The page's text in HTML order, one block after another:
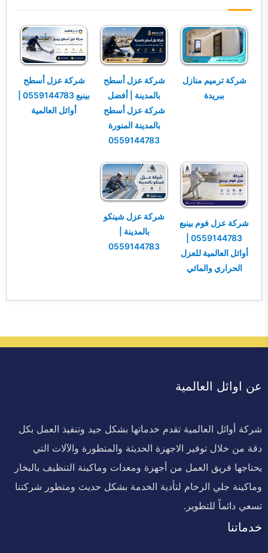
شركة ترميم منازل
ببريدة
شركة عزل أسطح
بالمدينة | أفضل
شركة عزل أسطح
بالمدينة المنورة
0559144783
شركة عزل أسطح
بينبع 0559144783 |
أوائل العالمية
شركة عزل فوم بينبع
0559144783 |
أوائل العالمية للعزل
الحراري والمائي
شركة عزل شينكو
بالمدينة |
0559144783
عن اوائل العالمية
شركة أوائل العالمية تقدم خدماتها بشكل جيد وتنفيذ العمل بكل
دقة من خلال توفير الاجهزة الحديثة والمتطورة والآلات التي
يحتاجها فريق العمل من أجهزة ومعدات وماكينة التنظيف بالبخار
وماكينة جلي الرخام لتأدية الخدمة بشكل حديث ومتطور شركتنا
تسعي دائماً للتطوير.
خدماتنا